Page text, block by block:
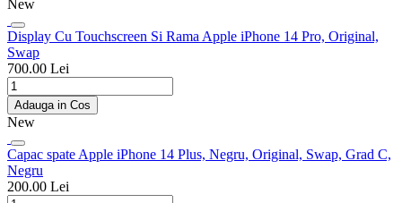
New
Display Cu Touchscreen Si Rama Apple iPhone 14 Pro, Original,
Swap
700.00 Lei
Adauga in Cos
New
Capac spate Apple iPhone 14 Plus, Negru, Original, Swap, Grad C,
Negru
200.00 Lei